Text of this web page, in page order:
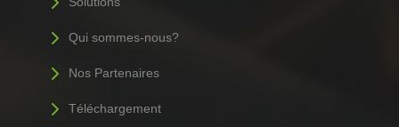
5 Qui sommes-nous?
5 Nos Partenaires
5 Téléchargement